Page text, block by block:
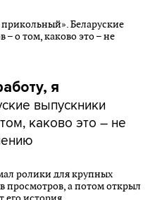
я
выпускники
каково это – не